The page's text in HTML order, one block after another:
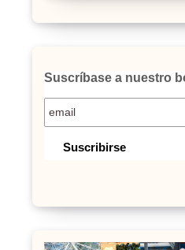
Suscríbase a nuestro